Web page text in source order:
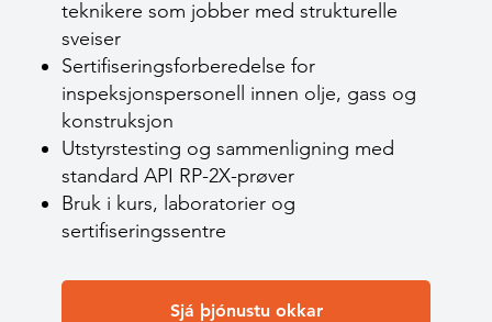
teknikere som jobber med strukturelle
sveiser
Sertifiseringsforberedelse for
inspeksjonspersonell innen olje, gass og
konstruksjon
Utstyrstesting og sammenligning med
standard API RP-2X-prøver
Bruk i kurs, laboratorier og
sertifiseringssentre
Sjá þjónustu okkar